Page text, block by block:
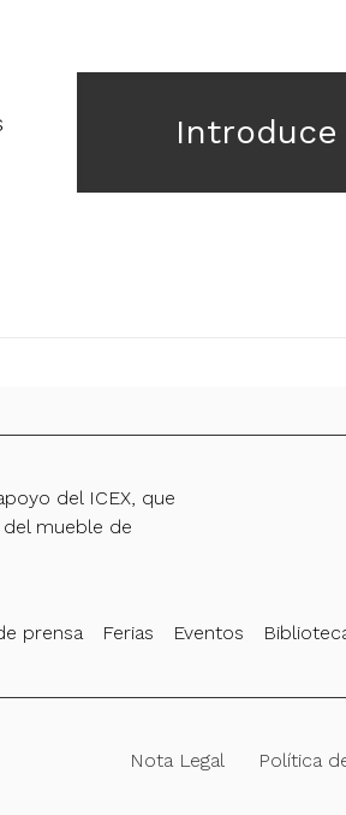
del ICEX, que
mueble de
prensa Ferias Eventos
Nota Legal
Política